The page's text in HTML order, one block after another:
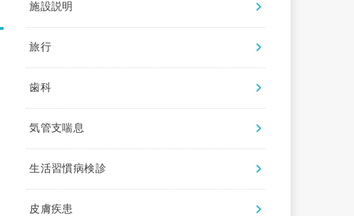
施設説明
旅行
歯科
気管支喘息
生活習慣病検診
皮膚疾患